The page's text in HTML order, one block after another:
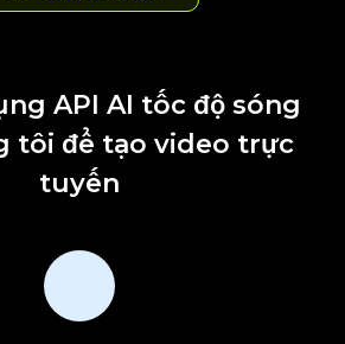
API AI tốc độ sóng
tôi để tạo video trực
tuyến